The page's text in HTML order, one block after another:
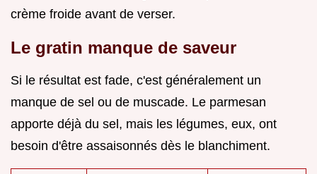
crème froide avant de verser.
Le gratin manque de saveur
Si le résultat est fade, c'est généralement un
manque de sel ou de muscade. Le parmesan
apporte déjà du sel, mais les légumes, eux, ont
besoin d'être assaisonnés dès le blanchiment.